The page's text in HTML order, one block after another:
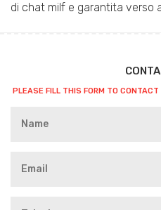
di chat milf e garantita verso
PLEASE FILL THIS FORM TO